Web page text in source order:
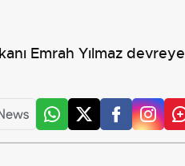
Emrah Yılmaz devreye